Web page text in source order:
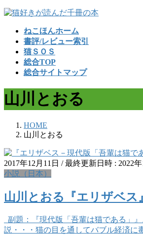
コ
ッ
プ
ナ
移
動
ねこほんホーム
書評/レビュー索引
猫ＳＯＳ
総合TOP
総合サイトマップ
山川とおる
HOME
山川とおる
2017年12月11日 / 最終更新日時 : 2022
小説（日本）
山川とおる『エリザベス』
副題：『現代版「吾輩は猫である」
説・・・猫の目を通してバブル経済に